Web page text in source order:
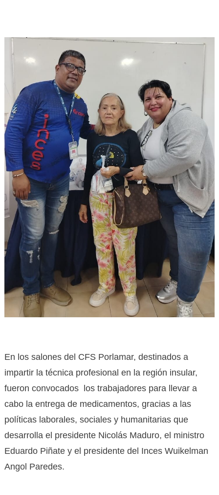
En los salones del CFS Porlamar, destinados a
impartir la técnica profesional en la región insular,
fueron convocados los trabajadores para llevar a
cabo la entrega de medicamentos, gracias a las
políticas laborales, sociales y humanitarias que
desarrolla el presidente Nicolás Maduro, el ministro
Eduardo Piñate y el presidente del Inces Wuikelman
Angol Paredes.